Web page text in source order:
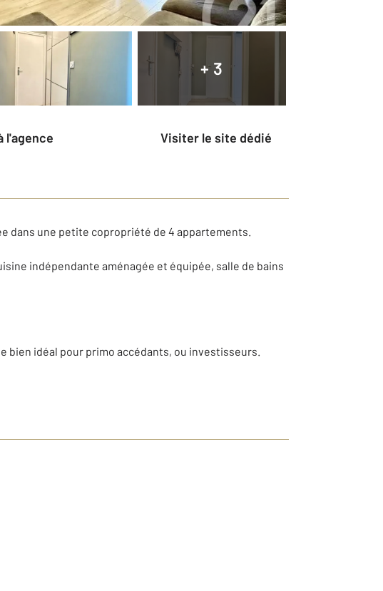
+ 3
l'agence Visiter le site dédié
dans une petite copropriété de 4 appartements.
indépendante aménagée et équipée, salle de bains
bien idéal pour primo accédants, ou investisseurs.